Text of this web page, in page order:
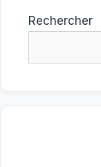
Rechercher